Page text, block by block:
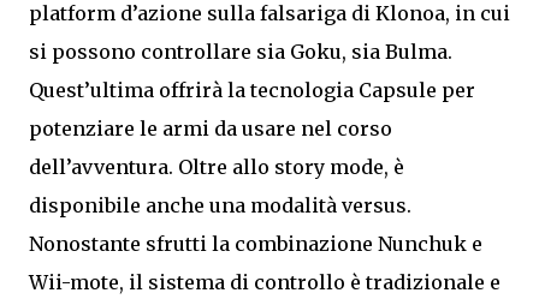
platform d’azione sulla falsariga di Klonoa, in cui
si possono controllare sia Goku, sia Bulma.
Quest’ultima offrirà la tecnologia Capsule per
potenziare le armi da usare nel corso
dell’avventura. Oltre allo story mode, è
disponibile anche una modalità versus.
Nonostante sfrutti la combinazione Nunchuk e
Wii-mote, il sistema di controllo è tradizionale e